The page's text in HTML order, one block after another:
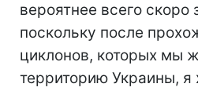
вероятнее всего скоро
поскольку после
циклонов, которых мы
территорию Украины, я